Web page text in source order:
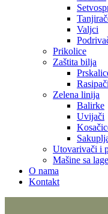
Valjci
Prikolice
Zaštita bilja
Zelena linija
Balirke
Uvijači
Utovarivači i
Mašine sa
O nama
Kontakt